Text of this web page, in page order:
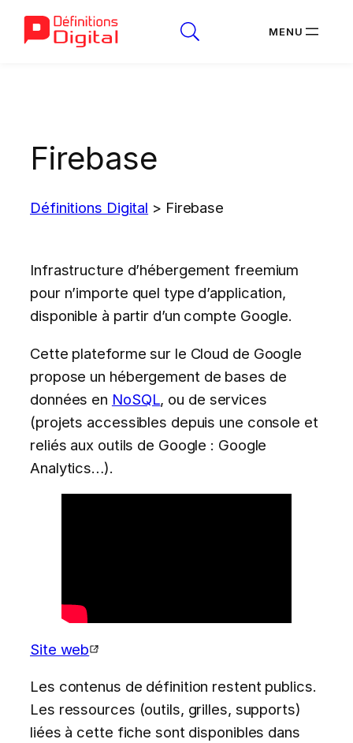
Firebase
Définitions Digital > Firebase
Infrastructure d’hébergement freemium
pour n’importe quel type d’application,
disponible à partir d’un compte Google.
Cette plateforme sur le Cloud de Google
propose un hébergement de bases de
données en NoSQL, ou de services
(projets accessibles depuis une console et
reliés aux outils de Google : Google
Analytics…).
Site web
Les contenus de définition restent publics.
Les ressources (outils, grilles, supports)
liées à cette fiche sont disponibles dans